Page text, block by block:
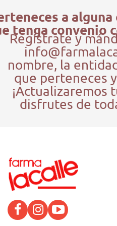
a
tenga convenio
Regístrate y
nombre, la
que perteneces
¡Actualizaremos
disfrutes de